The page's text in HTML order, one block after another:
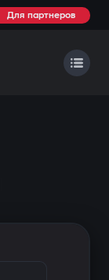
Для партнеров